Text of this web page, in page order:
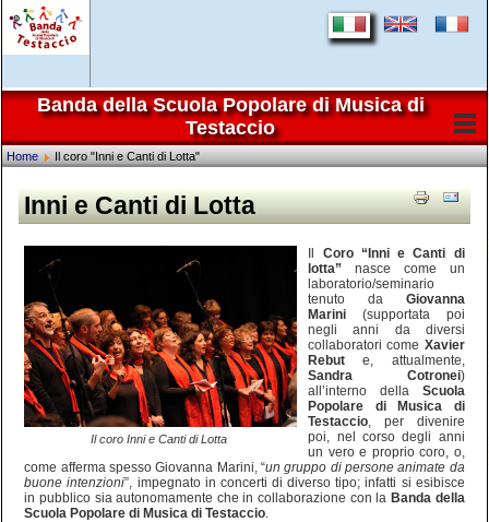
Banda della Scuola Popolare di Musica di
Testaccio
Home Il coro "Inni e Canti di Lotta"
Inni e Canti di Lotta
Il coro Inni e Canti di Lotta
Coro “Inni e Canti di
lotta” nasce come un
laboratorio/seminario
tenuto da Giovanna
Marini (supportata poi
negli anni da diversi
collaboratori come Xavier
Rebut e, attualmente,
Sandra Cotronei)
all’interno della Scuola
Popolare di Musica di
Testaccio, per divenire
poi, nel corso degli anni
un vero e proprio coro, o,
come afferma spesso Giovanna Marini, “un gruppo di persone animate da
buone intenzioni”, impegnato in concerti di diverso tipo; infatti si esibisce
in pubblico sia autonomamente che in collaborazione con la Banda della
Scuola Popolare di Musica di Testaccio.